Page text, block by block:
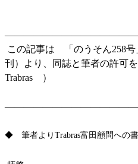
この記事は 「のうそん258号
刊）より、同誌と筆者の許
Trabras ）
◆ 筆者よりTrabras富田顧問へ